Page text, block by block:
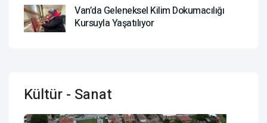
Van’da Geleneksel Kilim Dokumacılığı
Kursuyla Yaşatılıyor
Kültür - Sanat